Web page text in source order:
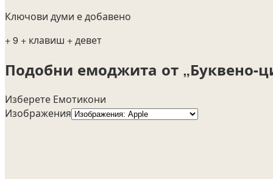
Ключови думи е добавено
+ 9 + клавиш + девет
Подобни емоджита от „Буквено-
Изберете Емотикони
Изображения